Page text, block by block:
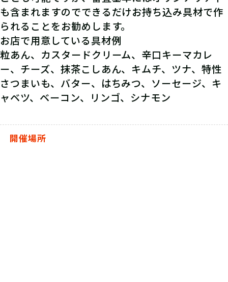
も含まれますのでできるだけお持ち込み具材で作
られることをお勧めします。
お店で用意している具材例
粒あん、カスタードクリーム、辛口キーマカレ
ー、チーズ、抹茶こしあん、キムチ、ツナ、特性
さつまいも、バター、はちみつ、ソーセージ、キ
ャベツ、ベーコン、リンゴ、シナモン
開催場所